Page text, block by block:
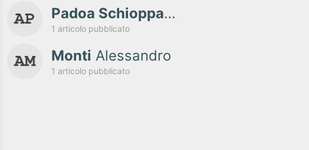
Padoa Schioppa
Antonio
1 articolo pubblicato
Monti Alessandro
1 articolo pubblicato